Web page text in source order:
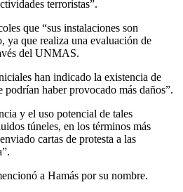
terroristas”.
que “sus instalaciones son
ya que realiza una evaluación de
del UNMAS.
han indicado la existencia de
podrían haber provocado más daños”.
y el uso potencial de tales
túneles, en los términos más
cartas de protesta a las
a Hamás por su nombre.